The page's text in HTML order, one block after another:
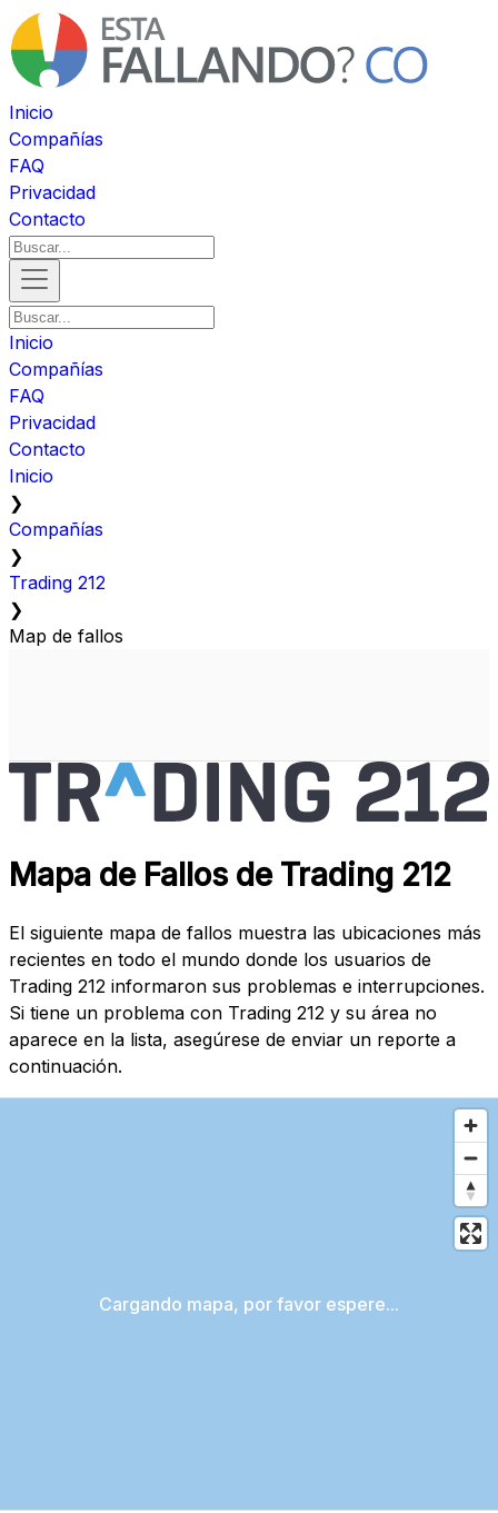
Inicio
Compañías
FAQ
Privacidad
Contacto
Inicio
Compañías
FAQ
Privacidad
Contacto
Inicio
❯
Compañías
❯
Trading 212
❯
Map de fallos
Mapa de Fallos de Trading 212
El siguiente mapa de fallos muestra las ubicaciones más
recientes en todo el mundo donde los usuarios de
Trading 212 informaron sus problemas e interrupciones.
Si tiene un problema con Trading 212 y su área no
aparece en la lista, asegúrese de enviar un reporte a
continuación.
Cargando mapa, por favor espere...